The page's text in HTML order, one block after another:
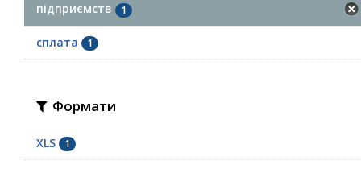
підприємств 1
сплата 1
Формати
XLS 1